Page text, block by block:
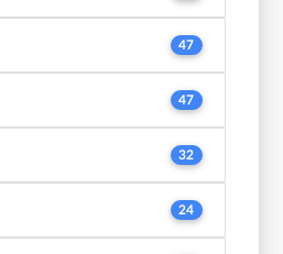
47
47
32
24